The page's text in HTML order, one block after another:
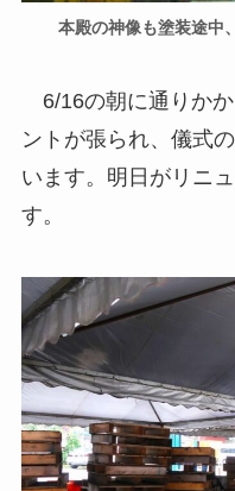
本殿の神像も塗装途中
6/16の朝に通りか
ントが張られ、儀式
います。明日がリニ
す。